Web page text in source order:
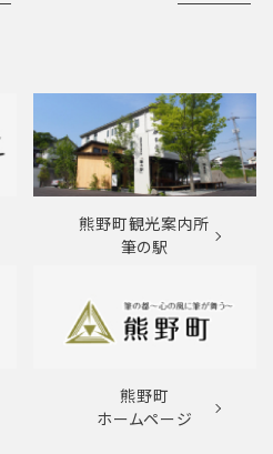
熊野町観光案内所
筆の駅
熊野町
ホームページ